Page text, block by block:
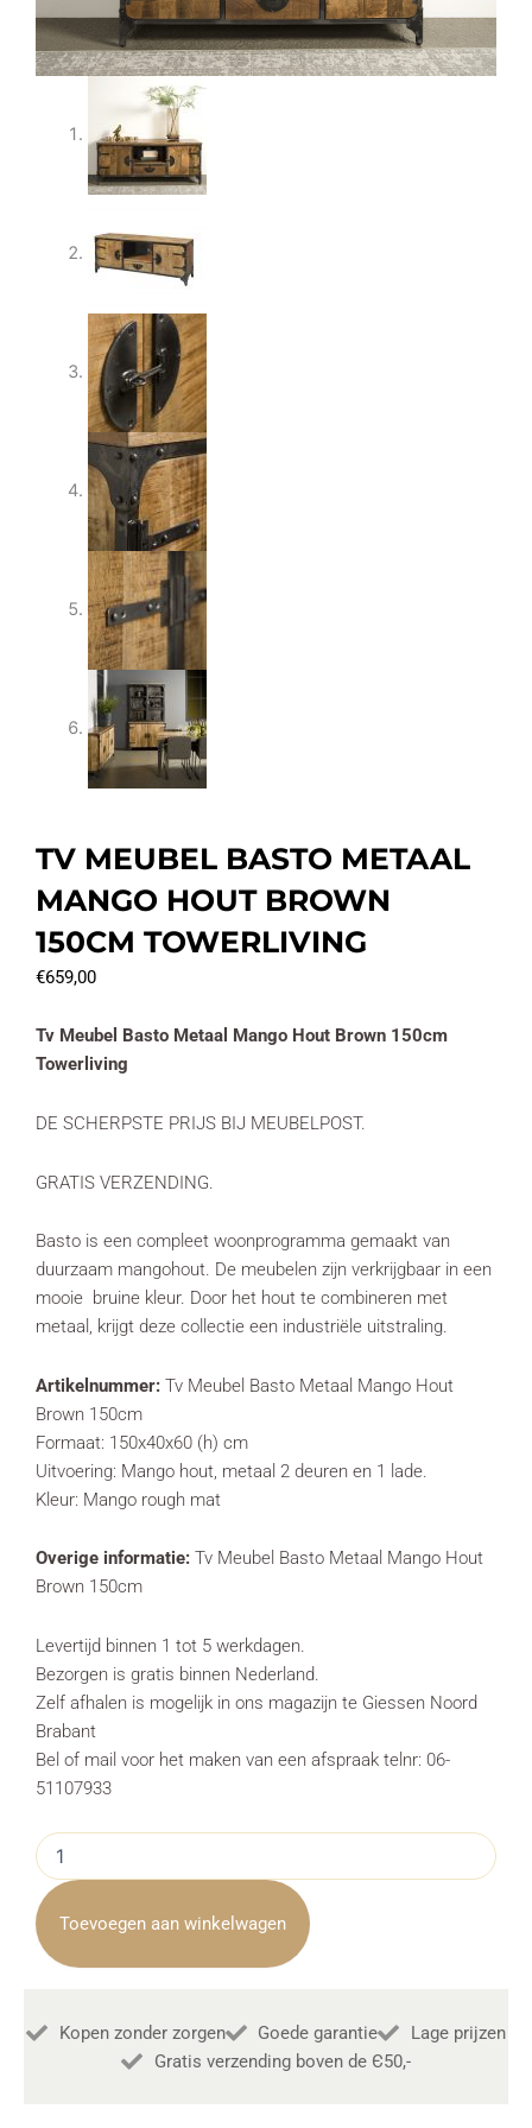
TV MEUBEL BASTO METAAL
MANGO HOUT BROWN
150CM TOWERLIVING
€659,00
Tv Meubel Basto Metaal Mango Hout Brown 150cm
Towerliving
DE SCHERPSTE PRIJS BIJ MEUBELPOST.
GRATIS VERZENDING.
Basto is een compleet woonprogramma gemaakt van
duurzaam mangohout. De meubelen zijn verkrijgbaar in een
mooie bruine kleur. Door het hout te combineren met
metaal, krijgt deze collectie een industriële uitstraling.
Artikelnummer: Tv Meubel Basto Metaal Mango Hout
Brown 150cm
Formaat: 150x40x60 (h) cm
Uitvoering: Mango hout, metaal 2 deuren en 1 lade.
Kleur: Mango rough mat
Overige informatie: Tv Meubel Basto Metaal Mango Hout
Brown 150cm
Levertijd binnen 1 tot 5 werkdagen.
Bezorgen is gratis binnen Nederland.
Zelf afhalen is mogelijk in ons magazijn te Giessen Noord
Brabant
Bel of mail voor het maken van een afspraak telnr: 06-
51107933
Tv
Meubel
Basto
Metaal
Mango
Hout
Towerliving
Toevoegen aan winkelwagen
Kopen zonder zorgen Goede garantie
Lage prijzen
Gratis verzending boven de Є50,-